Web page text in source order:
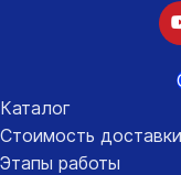
Каталог
Стоимость доставки
Этапы работы